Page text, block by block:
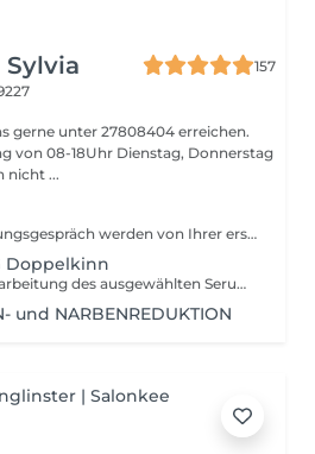
157
gerne unter 27808404 erreichen.
von 08-18Uhr Dienstag, Donnerstag
nicht ...
Die Kosten für das Beratungsgespräch werden von Ihrer ersten Behandlung abgezogen!
Doppelkinn
Reinigung des Areals Einarbeitung des ausgewählten Serums in die Haut durch den Needlingpen (Lipplysis Booster) kühlende Regenerationsmaske Abschlusspflege
und NARBENREDUKTION